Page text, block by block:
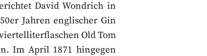
David Wondrich in
Jahren englischer Gin
Old Tom
Im April 1871 hingegen